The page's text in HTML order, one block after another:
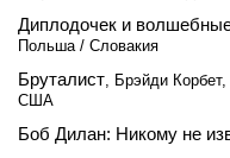
Диплодочек и
Польша / Словакия
Бруталист, Брэйди
США
Боб Дилан: Никому не